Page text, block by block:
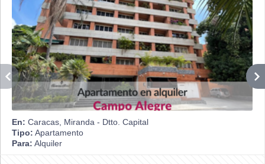
En: Caracas, Miranda - Dtto. Capital
Tipo: Apartamento
Para: Alquiler